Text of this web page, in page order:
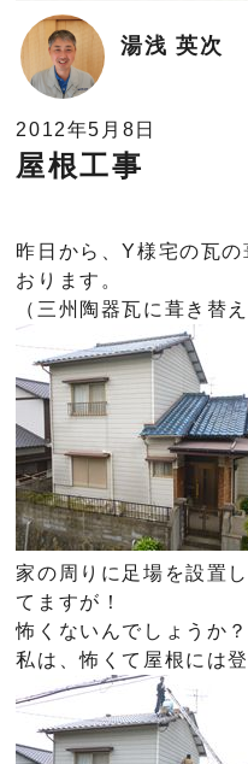
湯浅 英次
2012年5月8日
屋根工事
昨日から、Y様宅の瓦
おります。
（三州陶器瓦に葺き替え
家の周りに足場を設置
てますが！
怖くないんでしょうか？
私は、怖くて屋根には